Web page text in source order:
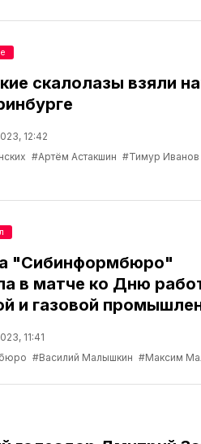
скалолазы взяли
12:42
#Артём Астакшин #Тимур Иванов
"Сибинформбюро"
в матче ко Дню
и газовой
11:41
#Василий Малышкин #Максим